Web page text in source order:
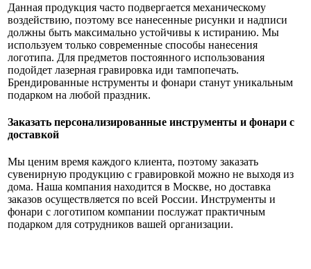
Данная продукция часто подвергается механическому
воздействию, поэтому все нанесенные рисунки и надписи
должны быть максимально устойчивы к истиранию. Мы
используем только современные способы нанесения
логотипа. Для предметов постоянного использования
подойдет лазерная гравировка иди тампопечать.
Брендированные нструменты и фонари станут уникальным
подарком на любой праздник.
Заказать персонализированные инструменты и фонари с
доставкой
Мы ценим время каждого клиента, поэтому заказать
сувенирную продукцию с гравировкой можно не выходя из
дома. Наша компания находится в Москве, но доставка
заказов осуществляется по всей России. Инструменты и
фонари с логотипом компании послужат практичным
подарком для сотрудников вашей организации.